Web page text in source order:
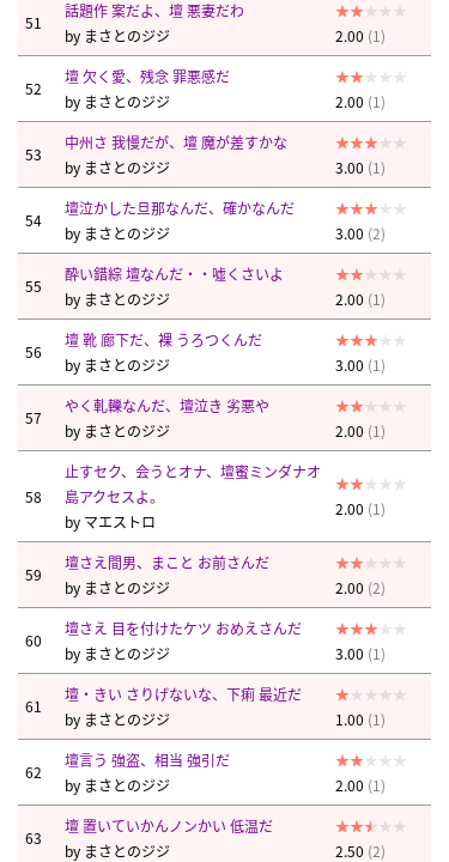
51
話題作 案だよ、壇 悪妻だわ
by まさとのジジ 2.00 (1)
52
壇 欠く愛、残念 罪悪感だ
by まさとのジジ 2.00 (1)
53
中州さ 我慢だが、壇 魔が差すかな
by まさとのジジ 3.00 (1)
54
壇泣かした旦那なんだ、確かなんだ
by まさとのジジ 3.00 (2)
55
酔い錯綜 壇なんだ・・噓くさいよ
by まさとのジジ 2.00 (1)
56
壇 靴 廊下だ、裸 うろつくんだ
by まさとのジジ 3.00 (1)
57
やく軋轢なんだ、壇泣き 劣悪や
by まさとのジジ 2.00 (1)
58
止すセク、会うとオナ、壇蜜ミンダナオ
島アクセスよ。
by マエストロ
2.00 (1)
59
壇さえ間男、まこと お前さんだ
by まさとのジジ 2.00 (2)
60
壇さえ 目を付けたケツ おめえさんだ
by まさとのジジ 3.00 (1)
61
壇・きい さりげないな、下痢 最近だ
by まさとのジジ 1.00 (1)
62
壇言う 強盗、相当 強引だ
by まさとのジジ 2.00 (1)
63
壇 置いていかんノンかい 低温だ
by まさとのジジ 2.50 (2)